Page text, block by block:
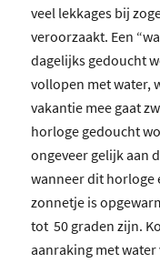
veel lekkages bij
veroorzaakt. Een
dagelijks gedoucht
vollopen met water,
vakantie mee gaat
horloge gedoucht
ongeveer gelijk aan
wanneer dit horloge
zonnetje is
tot 50 graden zijn.
aanraking met water